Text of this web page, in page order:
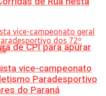
de CPI para apurar
vice-campeonato
Paradesportivo
do Paraná